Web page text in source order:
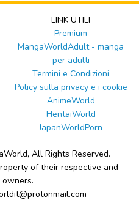
LINK UTILI
Premium
MangaWorldAdult - manga
per adulti
Termini e Condizioni
Policy sulla privacy e i cookie
AnimeWorld
HentaiWorld
JapanWorldPorn
, All Rights Reserved.
of their respective and